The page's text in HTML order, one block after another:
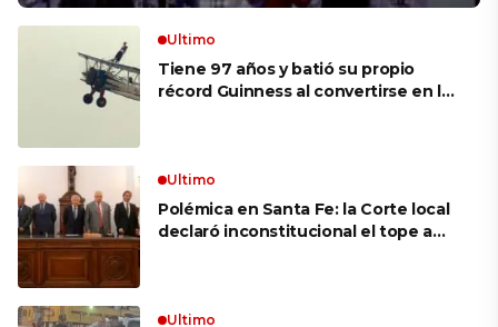
Ultimo
Tiene 97 años y batió su propio
récord Guinness al convertirse en la
puedo’ no existen en mi vocabulario»
Ultimo
Polémica en Santa Fe: la Corte local
declaró inconstitucional el tope a
Ultimo